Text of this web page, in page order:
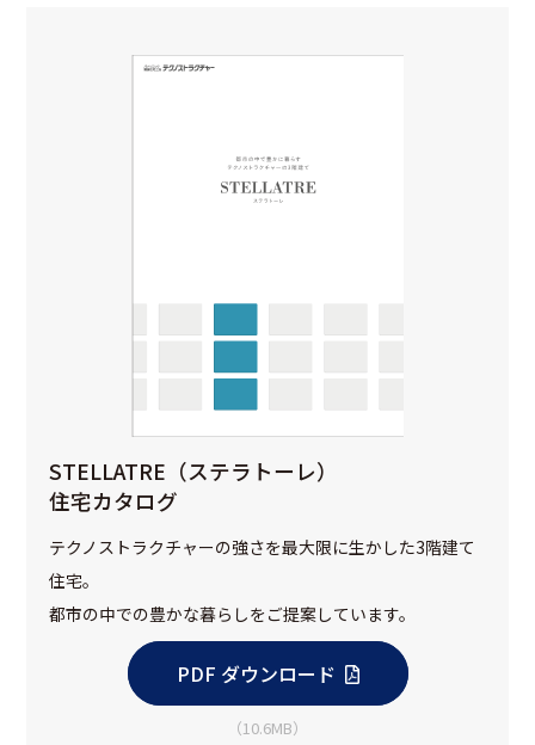
STELLATRE（ステラトーレ）
住宅カタログ
テクノストラクチャーの強さを最大限に生かした3階建て
住宅。
都市の中での豊かな暮らしをご提案しています。
PDF ダウンロード
（10.6MB）